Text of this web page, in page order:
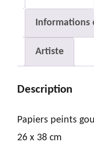
Informations
Artiste
Description
Papiers peints
26 x 38 cm